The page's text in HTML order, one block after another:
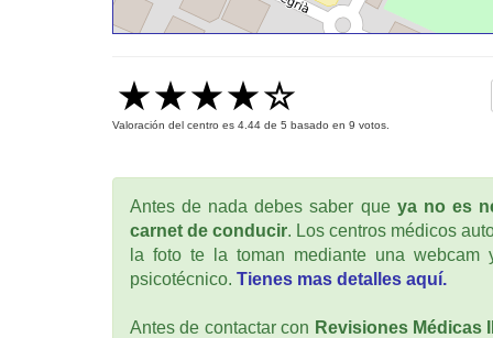
Valoración del centro es 4.44 de 5 basado en 9 votos.
Antes de nada debes saber que ya no es
carnet de conducir. Los centros médicos
la foto te la toman mediante una
psicotécnico. Tienes mas detalles aquí.
Antes de contactar con Revisiones Médicas